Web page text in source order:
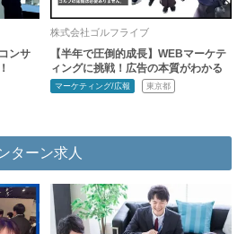
ンサ
株式会社ゴルフライブ
【半年で圧倒的成長】WEBマーケテ
ィングに挑戦！広告の本質がわかる
マーケティング/広報 東京都
ターン求人